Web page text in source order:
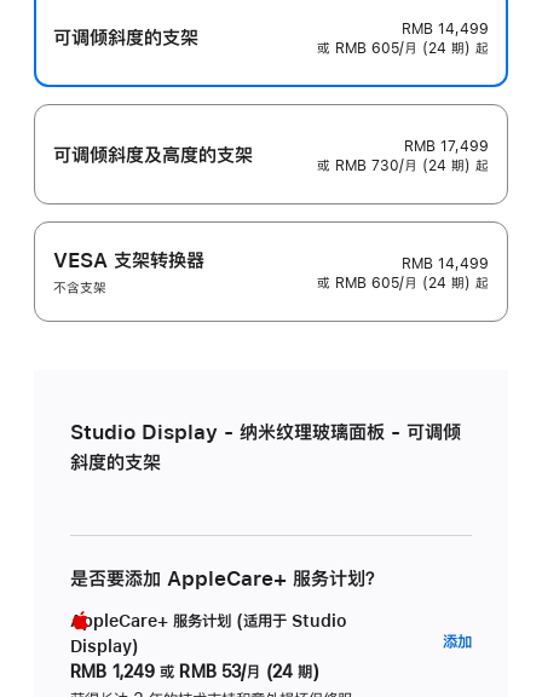
可调倾斜度的支架
RMB 14,499
或 RMB 605/月 (24 期) 起
可调倾斜度及高‍度的支‍架
RMB 17,499
或 RMB 730/月 (24 期) 起
VESA 支架转换器
不含支架
RMB 14,499
或 RMB 605/月 (24 期) 起
Studio Display - 纳米纹理玻璃面板 - 可调倾
斜度的支架
是否要添加 AppleCare+ 服务计划？
AppleCare+ 服务计划 (适用于 Studio
Display)
RMB 1,249 或 RMB 53/月 (24 期)
添加